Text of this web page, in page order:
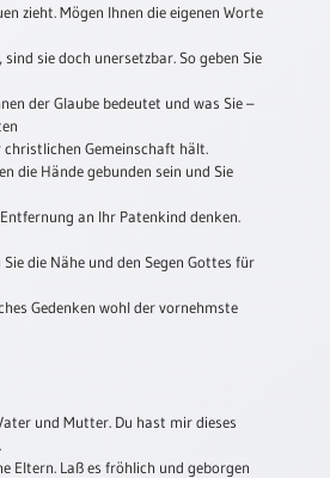
zieht. Mögen Ihnen die eigenen Worte
sie doch unersetzbar. So geben Sie
der Glaube bedeutet und was Sie –
christlichen Gemeinschaft hält.
die Hände gebunden sein und Sie
an Ihr Patenkind denken.
Sie die Nähe und den Segen Gottes für
Gedenken wohl der vornehmste
und Mutter. Du hast mir dieses
Eltern. Laß es fröhlich und geborgen